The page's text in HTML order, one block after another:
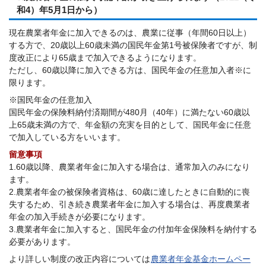
和4）年5月1日から）
現在農業者年金に加入できるのは、農業に従事（年間60日以上）
する方で、20歳以上60歳未満の国民年金第1号被保険者ですが、制
度改正により65歳まで加入できるようになります。
ただし、60歳以降に加入できる方は、国民年金の任意加入者※に
限ります。
※国民年金の任意加入
国民年金の保険料納付済期間が480月（40年）に満たない60歳以
上65歳未満の方で、年金額の充実を目的として、国民年金に任意
で加入している方をいいます。
留意事項
1.60歳以降、農業者年金に加入する場合は、通常加入のみになり
ます。
2.農業者年金の被保険者資格は、60歳に達したときに自動的に喪
失するため、引き続き農業者年金に加入する場合は、再度農業者
年金の加入手続きが必要になります。
3.農業者年金に加入すると、国民年金の付加年金保険料を納付する
必要があります。
より詳しい制度の改正内容については農業者年金基金ホームペー